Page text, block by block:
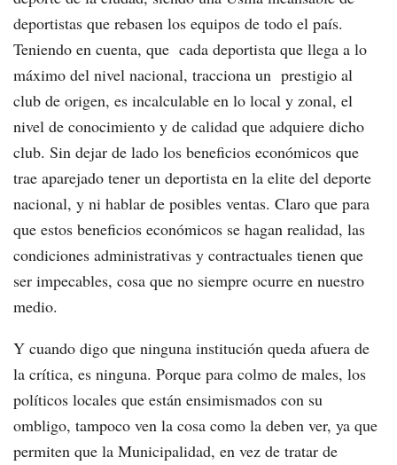
deportistas que rebasen los equipos de todo el país.
Teniendo en cuenta, que cada deportista que llega a lo
máximo del nivel nacional, tracciona un prestigio al
club de origen, es incalculable en lo local y zonal, el
nivel de conocimiento y de calidad que adquiere dicho
club. Sin dejar de lado los beneficios económicos que
trae aparejado tener un deportista en la elite del deporte
nacional, y ni hablar de posibles ventas. Claro que para
que estos beneficios económicos se hagan realidad, las
condiciones administrativas y contractuales tienen que
ser impecables, cosa que no siempre ocurre en nuestro
medio.
Y cuando digo que ninguna institución queda afuera de
la crítica, es ninguna. Porque para colmo de males, los
políticos locales que están ensimismados con su
ombligo, tampoco ven la cosa como la deben ver, ya que
permiten que la Municipalidad, en vez de tratar de